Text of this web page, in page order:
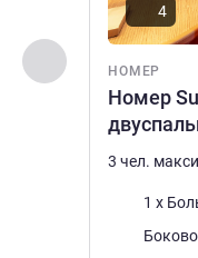
Назад - Номер
НОМЕР
Номер
4
3 чел.
Постель
1 x
Виды: